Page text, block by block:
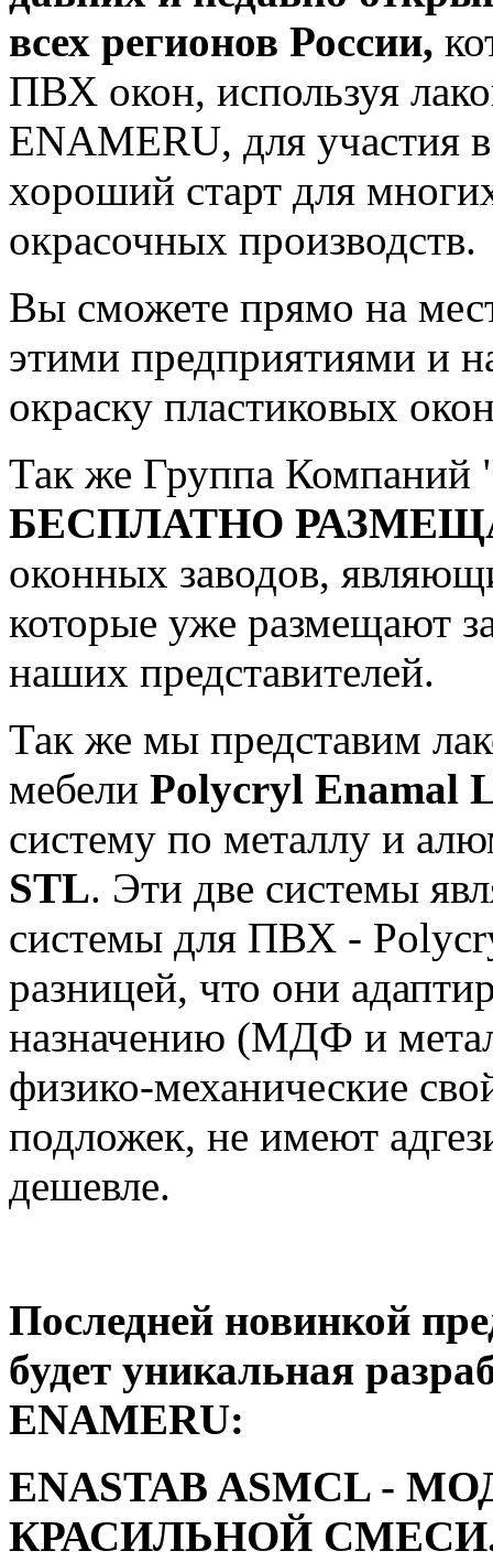
всех регионов России,
ПВХ окон, используя
ENAMERU, для участия
хороший старт для
окрасочных производств.
Вы сможете прямо на
этими предприятиями и
окраску пластиковых
Так же Группа
БЕСПЛАТНО
оконных заводов,
которые уже размещают
наших представителей.
Так же мы представим
мебели Polycryl Enamal
систему по металлу и
STL. Эти две системы
системы для ПВХ -
разницей, что они
назначению (МДФ и
физико-механические
подложек, не имеют
дешевле.
Последней новинкой
будет уникальная
ENAMERU:
ENASTAB ASMCL -
КРАСИЛЬНОЙ